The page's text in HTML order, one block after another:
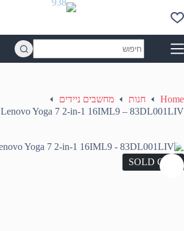
to
content
results
Home חנות
מחשבים ניידים
Lenovo Yoga 7 2-in-1 16IML9 – 83DL001LIV
SOLD OUT